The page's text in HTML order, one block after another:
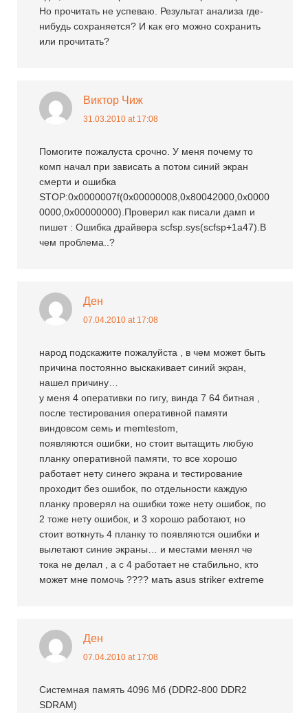
Но прочитать не успеваю. Результат анализа где-
нибудь сохраняется? И как его можно сохранить
или прочитать?
Виктор Чиж
31.03.2010 at 17:08
Помогите пожалуста срочно. У меня почему то
комп начал при зависать а потом синий экран
смерти и ошибка
STOP:0x0000007f(0x00000008,0x80042000,0x0000
0000,0x00000000).Проверил как писали дамп и
пишет : Ошибка драйвера scfsp.sys(scfsp+1a47).В
чем проблема..?
Ден
07.04.2010 at 17:08
народ подскажите пожалуйста , в чем может быть
причина постоянно выскакивает синий экран,
нашел причину…
у меня 4 оперативки по гигу, винда 7 64 битная ,
после тестирования оперативной памяти
виндовсом семь и memtestom,
появляются ошибки, но стоит вытащить любую
планку оперативной памяти, то все хорошо
работает нету синего экрана и тестирование
проходит без ошибок, по отдельности каждую
планку проверял на ошибки тоже нету ошибок, по
2 тоже нету ошибок, и 3 хорошо работают, но
стоит воткнуть 4 планку то появляются ошибки и
вылетают синие экраны… и местами менял че
тока не делал , а с 4 работает не стабильно, кто
может мне помочь ???? мать asus striker extreme
Ден
07.04.2010 at 17:08
Системная память 4096 Мб (DDR2-800 DDR2
SDRAM)